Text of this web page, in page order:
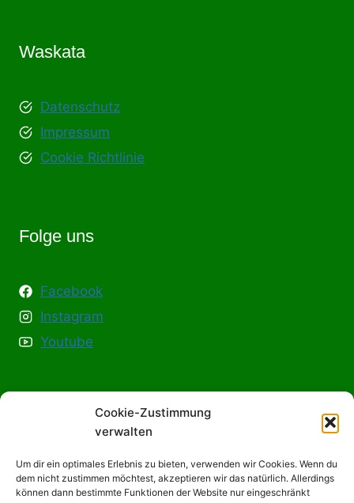
Cookie-Zustimmung
verwalten
Um dir ein optimales Erlebnis zu bieten, verwenden wir Cookies. Wenn du
dem nicht zustimmen möchtest, akzeptieren wir das natürlich. Allerdings
können dann bestimmte Funktionen der Website nur eingeschränkt
Waskata
Datenschutz
Impressum
Cookie Richtlinie
Folge uns
Facebook
Instagram
Youtube
Info & Hilfe
Kontakt